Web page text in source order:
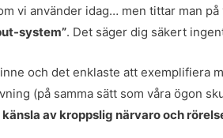
vi använder idag… men tittar man
system”. Det säger dig säkert
och det enklaste att exemplifiera
(på samma sätt som våra ögon
känsla av kroppslig närvaro och